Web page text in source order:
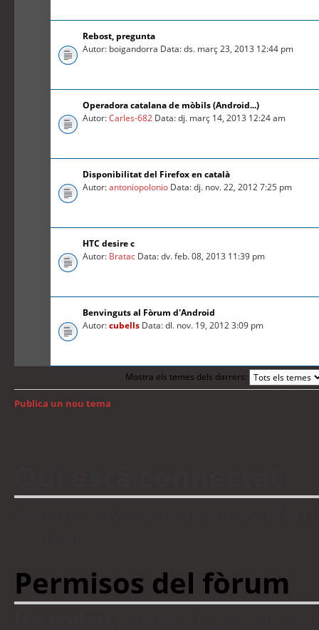
Rebost, pregunta
Autor: boigandorra Data: ds. març 23, 2013 12:44 pm
Operadora catalana de mòbils (Android...)
Autor:Carles-682 Data: dj. març 14, 2013 12:24 am
Disponibilitat del Firefox en català
Autor:antoniopolonio Data: dj. nov. 22, 2012 7:25 pm
HTC desire c
Autor: Bratac Data: dv. feb. 08, 2013 11:39 pm
Benvinguts al Fòrum d'Android
Autor:cubells Data: dl. nov. 19, 2012 3:09 pm
Mostra els temes dels darrers:
Publica un nou tema
Permisos del fòrum